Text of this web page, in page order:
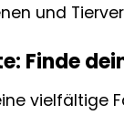
und
Finde
vielfältige